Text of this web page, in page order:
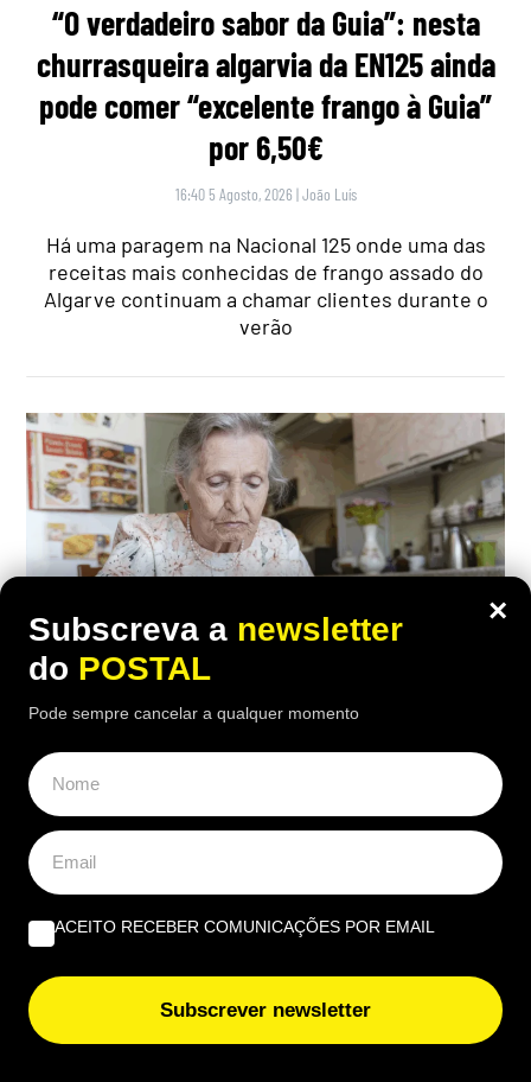
“O verdadeiro sabor da Guia”: nesta
churrasqueira algarvia da EN125 ainda
pode comer “excelente frango à Guia”
por 6,50€
16:40 5 Agosto, 2026 |João Luís
Há uma paragem na Nacional 125 onde uma das
receitas mais conhecidas de frango assado do
Algarve continuam a chamar clientes durante o
verão
“Considero insuficiente”: reformada de
67 anos recebe 1.790€ mas considera a
pensão ‘injusta’
18:00 2 Agosto, 2026 |Rubén Gonçalves
Depois de 25 anos a trabalhar como auxiliar de
enfermagem, a reformada francesa recebe 1.790
euros brutos por mês, mas considera o valor
×
Subscreva a newsletter
do POSTAL
Pode sempre cancelar a qualquer momento
ACEITO RECEBER COMUNICAÇÕES POR EMAIL
Subscrever newsletter